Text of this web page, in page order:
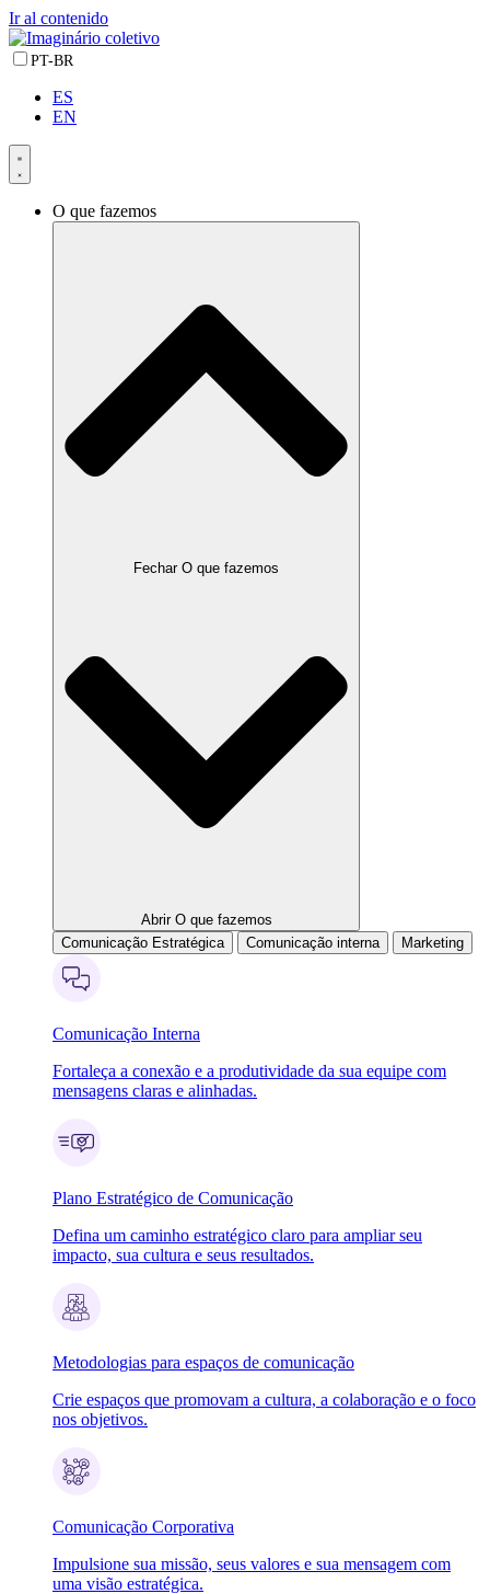
Ir al contenido
PT-BR
ES
EN
O que fazemos
Fechar O que fazemos
Abrir O que fazemos
Comunicação Estratégica
Comunicação interna Marketing
Comunicação Interna
Fortaleça a conexão e a produtividade da sua equipe com
mensagens claras e alinhadas.
Plano Estratégico de Comunicação
Defina um caminho estratégico claro para ampliar seu
impacto, sua cultura e seus resultados.
Metodologias para espaços de comunicação
Crie espaços que promovam a cultura, a colaboração e o foco
nos objetivos.
Comunicação Corporativa
Impulsione sua missão, seus valores e sua mensagem com
uma visão estratégica.